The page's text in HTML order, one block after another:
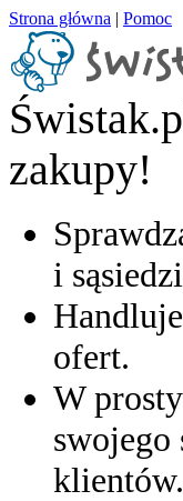
Strona główna | Pomoc
zakupy!
i
ofert.
W
swojego
klientów.